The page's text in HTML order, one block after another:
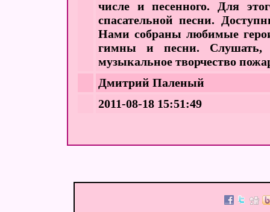
числе и песенного. Для
спасательной песни.
Нами собраны любимые
гимны и песни. Слушать,
музыкальное творчество
Дмитрий Паленый
2011-08-18 15:51:49